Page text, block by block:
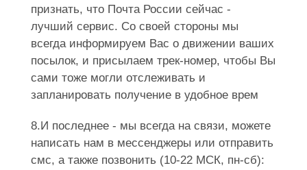
признать, что Почта России сейчас -
лучший сервис. Со своей стороны мы
всегда информируем Вас о движении ваших
посылок, и присылаем трек-номер, чтобы Вы
сами тоже могли отслеживать и
запланировать получение в удобное врем
8.И последнее - мы всегда на связи, можете
написать нам в мессенджеры или отправить
смс, а также позвонить (10-22 МСК, пн-сб):